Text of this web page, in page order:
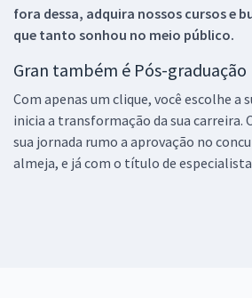
fora dessa, adquira nossos cursos e
que tanto sonhou no meio público.
Gran também é Pós-graduação
Com apenas um clique, você escolhe a
inicia a transformação da sua carreira.
sua jornada rumo a aprovação no
almeja, e já com o título de especialista